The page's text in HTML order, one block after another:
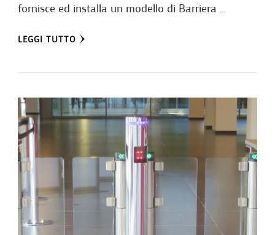
fornisce ed installa un modello di Barriera …
LEGGI TUTTO